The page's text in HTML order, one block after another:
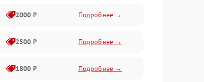
2000 ₽ Подробнее →
2500 ₽ Подробнее →
1800 ₽ Подробнее →